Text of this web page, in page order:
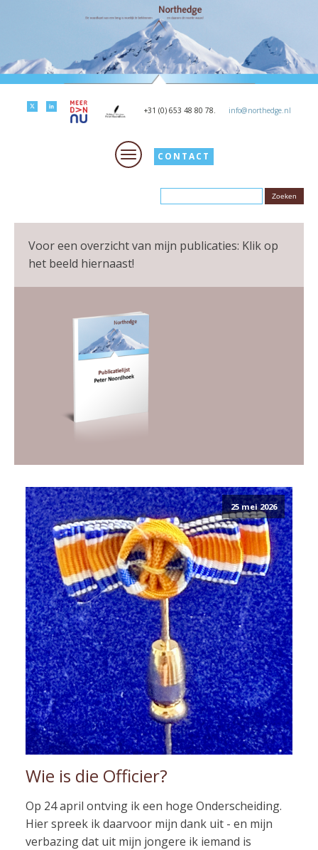
+31 (0) 653 48 80 78. info@northedge.nl
CONTACT
Voor een overzicht van mijn publicaties: Klik op
het beeld hiernaast!
25 mei 2026
Wie is die Officier?
Op 24 april ontving ik een hoge Onderscheiding.
Hier spreek ik daarvoor mijn dank uit - en mijn
verbazing dat uit mijn jongere ik iemand is